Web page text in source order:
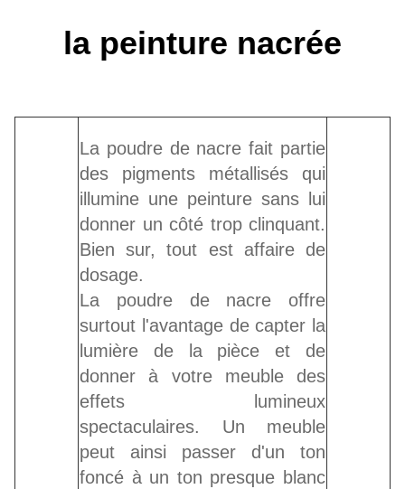
la peinture nacrée
La poudre de nacre fait partie
des pigments métallisés qui
illumine une peinture sans lui
donner un côté trop clinquant.
Bien sur, tout est affaire de
dosage.
La poudre de nacre offre
surtout l'avantage de capter la
lumière de la pièce et de
donner à votre meuble des
effets lumineux
spectaculaires. Un meuble
peut ainsi passer d'un ton
foncé à un ton presque blanc